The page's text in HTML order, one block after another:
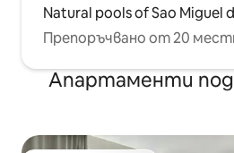
Natural pools of Sao Miguel
Препоръчвано от 20
Апартаменти под